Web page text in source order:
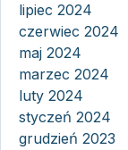
lipiec 2024
czerwiec 2024
maj 2024
marzec 2024
luty 2024
styczeń 2024
grudzień 2023